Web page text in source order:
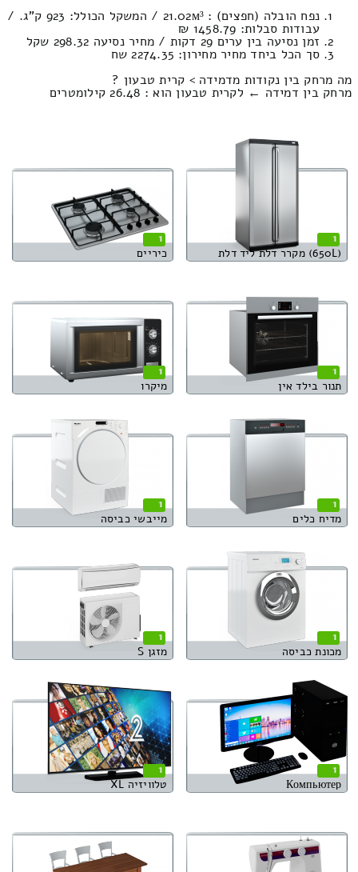
נפח הובלה (חפצים) : 21.02м³ / המשקל הכולל: 923 ק”ג. /
עבודות סבלות: 1458.79 ₪
זמן נסיעה בין ערים 29 דקות / מחיר נסיעה 298.32 שקל
סך הכל ביחד מחיר מחירון: 2274.35 שח
מה מרחק בין נקודות מדמידה > קרית טבעון ?
מרחק בין דמידה ← לקרית טבעון הוא : 26.48 קילומטרים
1
(650L) מקרר דלת ליד דלת
1
כיריים
1
תנור בילד אין
1
מיקרו
1
מדיח כלים
1
מייבשי כביסה
1
מכונת כביסה
1
מזגן S
1
Компьютер
1
טלוויזיה XL